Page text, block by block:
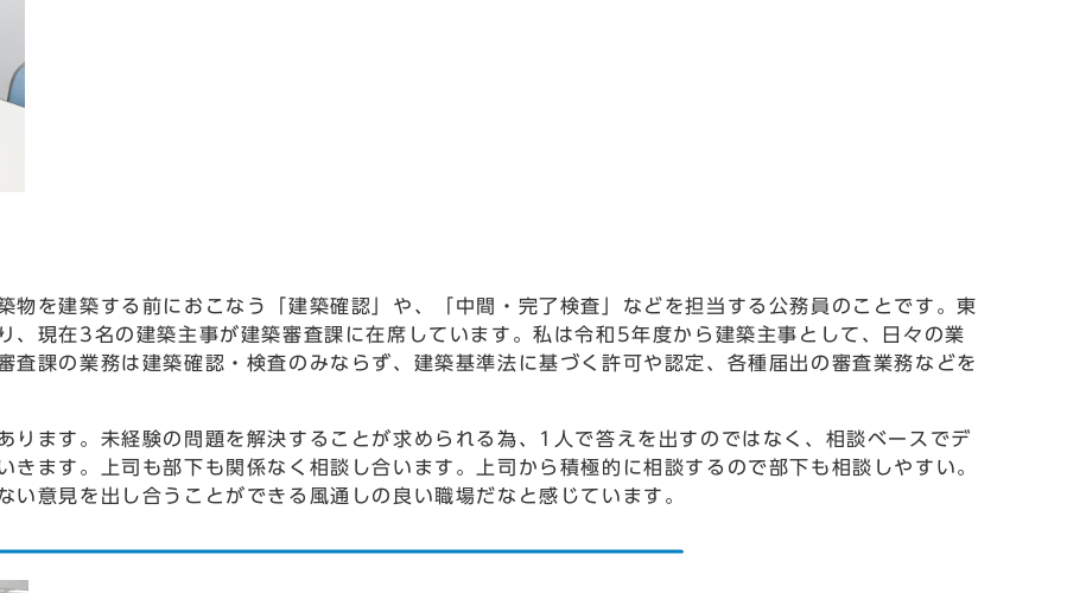
を建築する前におこなう「建築確認」や、「中間・完了検査」などを担当する公務員のことです。東
、現在3名の建築主事が建築審査課に在席しています。私は令和5年度から建築主事として、日々の業
査課の業務は建築確認・検査のみならず、建築基準法に基づく許可や認定、各種届出の審査業務などを
ます。未経験の問題を解決することが求められる為、1人で答えを出すのではなく、相談ベースでデ
きます。上司も部下も関係なく相談し合います。上司から積極的に相談するので部下も相談しやすい。
意見を出し合うことができる風通しの良い職場だなと感じています。